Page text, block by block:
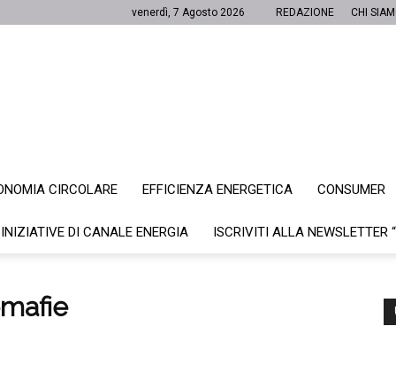
venerdì, 7 Agosto 2026 REDAZIONE CHI
CIRCOLARE EFFICIENZA ENERGETICA CONSUMER
DI CANALE ENERGIA ISCRIVITI ALLA NEWSLETTER